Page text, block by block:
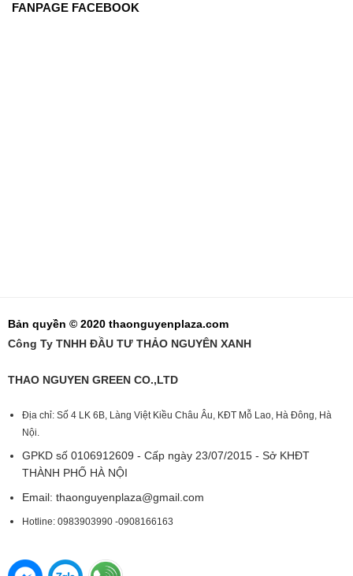
FANPAGE FACEBOOK
Bản quyền © 2020 thaonguyenplaza.com
Công Ty TNHH ĐẦU TƯ THẢO NGUYÊN XANH
THAO NGUYEN GREEN CO.,LTD
Địa chỉ: Số 4 LK 6B, Làng Việt Kiều Châu Âu, KĐT Mỗ Lao, Hà Đông, Hà
Nội.
GPKD số 0106912609 - Cấp ngày 23/07/2015 - Sở KHĐT
THÀNH PHỐ HÀ NỘI
Email: thaonguyenplaza@gmail.com
Hotline: 0983903990 -0908166163